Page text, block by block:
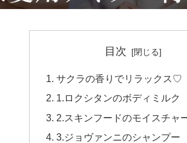
目次
サクラの香りでリラックス♡
1.ロクシタンのボディミルク
2.スキンフードのモイスチャ
3.ジョヴァンニのシャンプー